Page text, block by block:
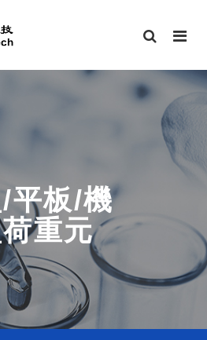
平板/機
重元